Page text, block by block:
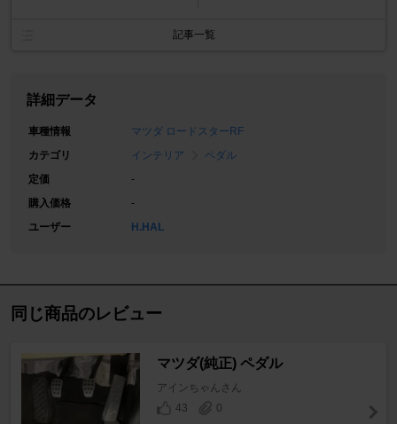
記事一覧
詳細データ
車種情報
マツダ ロードスターRF
カテゴリ
インテリア
ペダル
定価
-
購入価格
-
ユーザー
H.HAL
同じ商品のレビュー
マツダ(純正) ペダル
アインちゃんさん
43
0